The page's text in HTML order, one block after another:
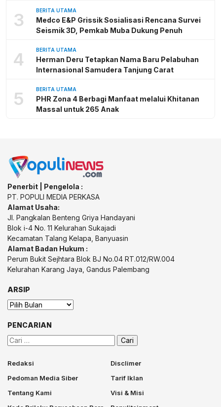
3 BERITA UTAMA
Medco E&P Grissik Sosialisasi Rencana Survei
Seismik 3D, Pemkab Muba Dukung Penuh
4 BERITA UTAMA
Herman Deru Tetapkan Nama Baru Pelabuhan
Internasional Samudera Tanjung Carat
5 BERITA UTAMA
PHR Zona 4 Berbagi Manfaat melalui Khitanan
Massal untuk 265 Anak
Penerbit | Pengelola :
PT. POPULI MEDIA PERKASA
Alamat Usaha:
Jl. Pangkalan Benteng Griya Handayani
Blok i-4 No. 11 Kelurahan Sukajadi
Kecamatan Talang Kelapa, Banyuasin
Alamat Badan Hukum :
Perum Bukit Sejhtara Blok BJ No.04 RT.012/RW.004
Kelurahan Karang Jaya, Gandus Palembang
ARSIP
Arsip
PENCARIAN
Cari
Redaksi
Disclimer
Pedoman Media Siber
Tarif Iklan
Tentang Kami
Visi & Misi